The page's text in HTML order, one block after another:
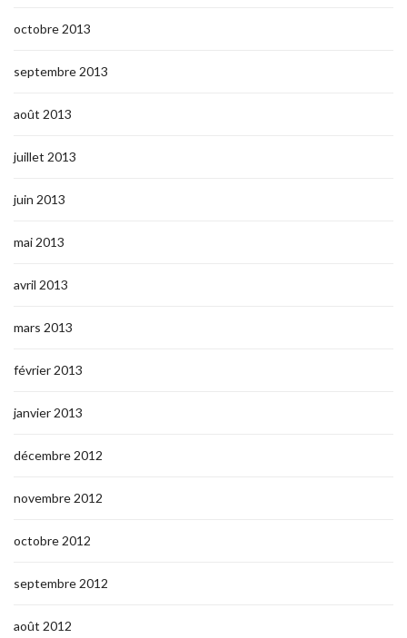
octobre 2013
septembre 2013
août 2013
juillet 2013
juin 2013
mai 2013
avril 2013
mars 2013
février 2013
janvier 2013
décembre 2012
novembre 2012
octobre 2012
septembre 2012
août 2012